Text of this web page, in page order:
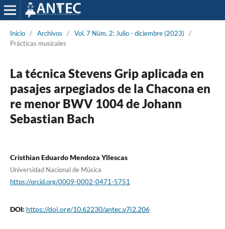
Inicio / Archivos / Vol. 7 Núm. 2: Julio - diciembre (2023)
/
Prácticas musicales
La técnica Stevens Grip aplicada en
pasajes arpegiados de la Chacona en
re menor BWV 1004 de Johann
Sebastian Bach
Cristhian Eduardo Mendoza Yllescas
Universidad Nacional de Música
https://orcid.org/0009-0002-0471-5751
DOI: https://doi.org/10.62230/antec.v7i2.206